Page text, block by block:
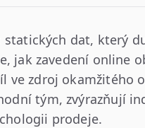
dat, který
jak zavedení online
zdroj okamžitého
tým, zvýrazňují
prodeje.